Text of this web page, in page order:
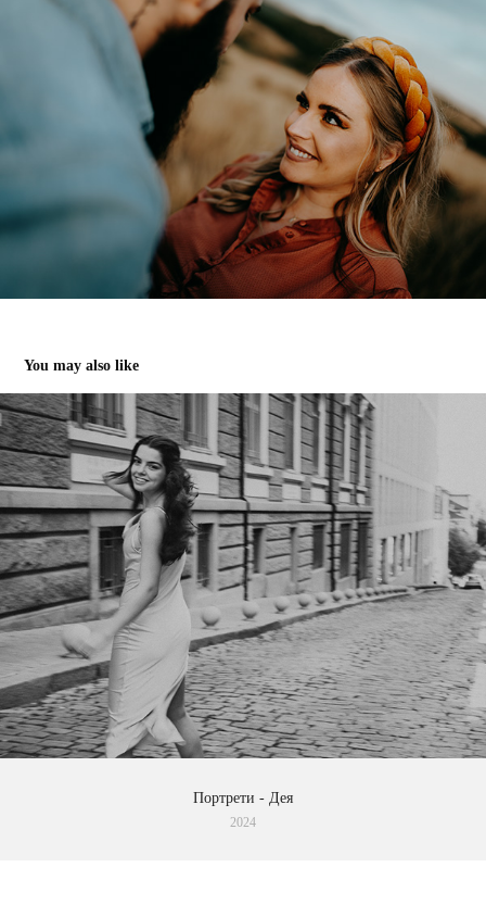
You may also like
Портрети - Дея
2024